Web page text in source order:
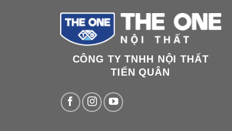
CÔNG TY TNHH NỘI THẤT
TIẾN QUÂN